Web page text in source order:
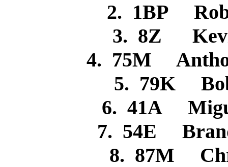
2. 1BP
3. 8Z
4. 75M
5. 79K
6. 41A
7. 54E
8. 87M